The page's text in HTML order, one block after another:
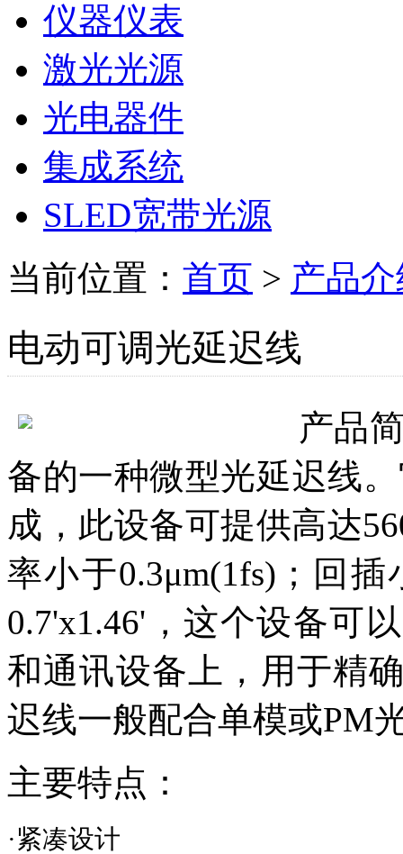
仪器仪表
激光光源
光电器件
集成系统
SLED宽带光源
当前位置： 首页 > 产品
电动可调光延迟线
产品
备的一种微型光延迟线
成，此设备可提供高达
率小于0.3μm(1fs)；回
0.7'x1.46'，这个设备可
和通讯设备上，用于精
迟线一般配合单模或PM
主要特点：
·紧凑设计